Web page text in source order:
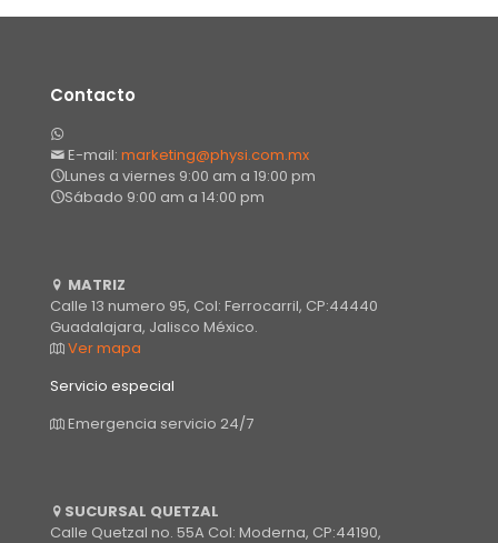
Contacto
E-mail: marketing@physi.com.mx
Lunes a viernes 9:00 am a 19:00 pm
Sábado 9:00 am a 14:00 pm
MATRIZ
Calle 13 numero 95, Col: Ferrocarril, CP:44440
Guadalajara, Jalisco México.
Ver mapa
Servicio especial
Emergencia servicio 24/7
SUCURSAL QUETZAL
Calle Quetzal no. 55A Col: Moderna, CP:44190,